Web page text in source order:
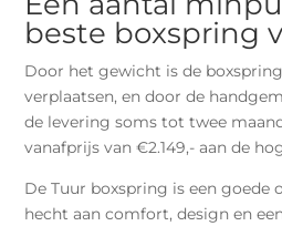
beste boxspring
Door het gewicht is de
verplaatsen, en door de
de levering soms tot twee
vanafprijs van €2.149,- aan de
De Tuur boxspring is een goede
hecht aan comfort, design en